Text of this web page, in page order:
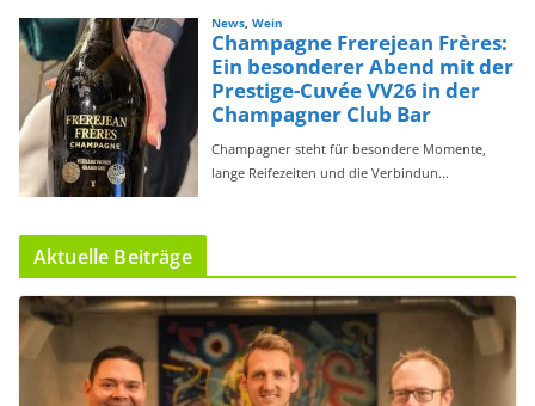
Aktuelle Beiträge